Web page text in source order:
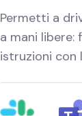
Permetti a
a mani libere:
istruzioni con